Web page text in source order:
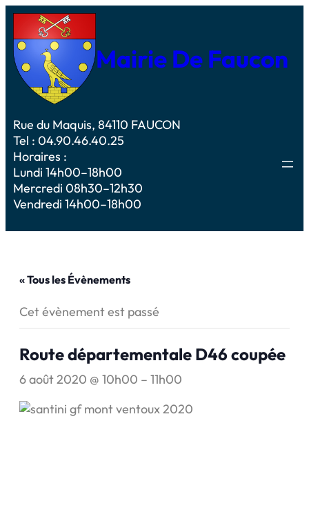
Mairie De Faucon
Rue du Maquis, 84110 FAUCON
Tel : 04.90.46.40.25
Horaires :
Lundi 14h00–18h00
Mercredi 08h30–12h30
Vendredi 14h00–18h00
« Tous les Évènements
Cet évènement est passé
Route départementale D46 coupée
6 août 2020 @ 10h00 – 11h00